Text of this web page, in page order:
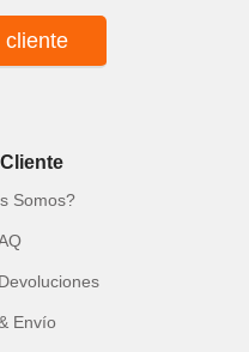
cliente
Somos?
Envío